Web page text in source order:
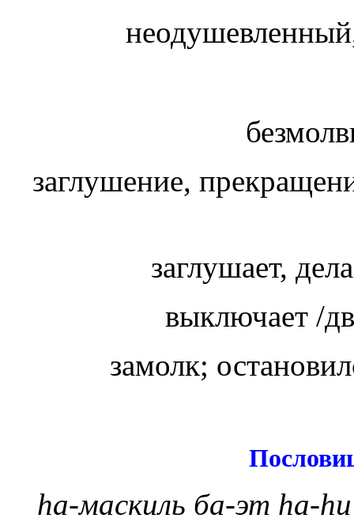
заглушение,
заглушает,
выключает /
замолк;
hа-маскиль ба-эт hа-